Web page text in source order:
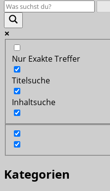
Nur Exakte Treffer
Titelsuche
Inhaltsuche
Kategorien